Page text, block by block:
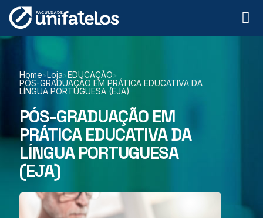
Home>Loja>EDUCAÇÃO>
PÓS-GRADUAÇÃO EM PRÁTICA EDUCATIVA DA
LÍNGUA PORTUGUESA (EJA)
PÓS-GRADUAÇÃO EM
PRÁTICA EDUCATIVA DA
LÍNGUA PORTUGUESA
(EJA)